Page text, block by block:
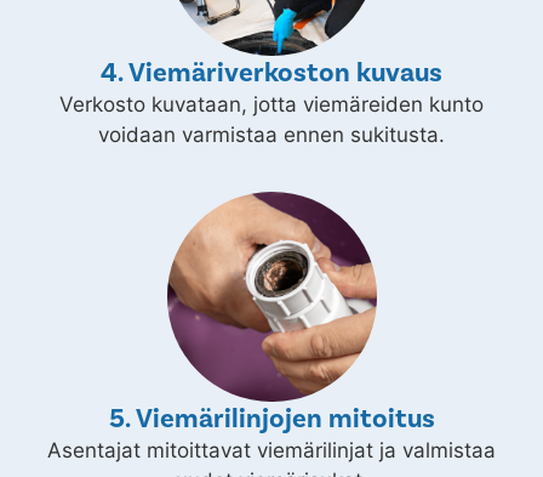
4. Viemäriverkoston kuvaus
Verkosto kuvataan, jotta viemäreiden kunto
voidaan varmistaa ennen sukitusta.
5. Viemärilinjojen mitoitus
Asentajat mitoittavat viemärilinjat ja valmistaa